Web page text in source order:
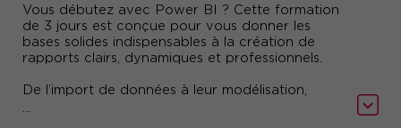
Vous débutez avec Power BI ? Cette formation
de 3 jours est conçue pour vous donner les
bases solides indispensables à la création de
rapports clairs, dynamiques et professionnels.
De l’import de données à leur modélisation,
...